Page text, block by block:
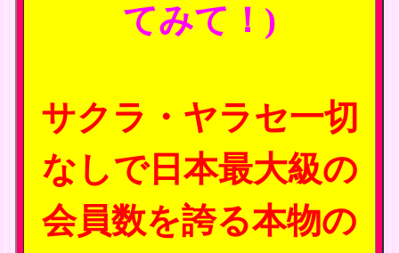
てみて！)
サクラ・ヤラセ一切
なしで日本最大級の
会員数を誇る本物の